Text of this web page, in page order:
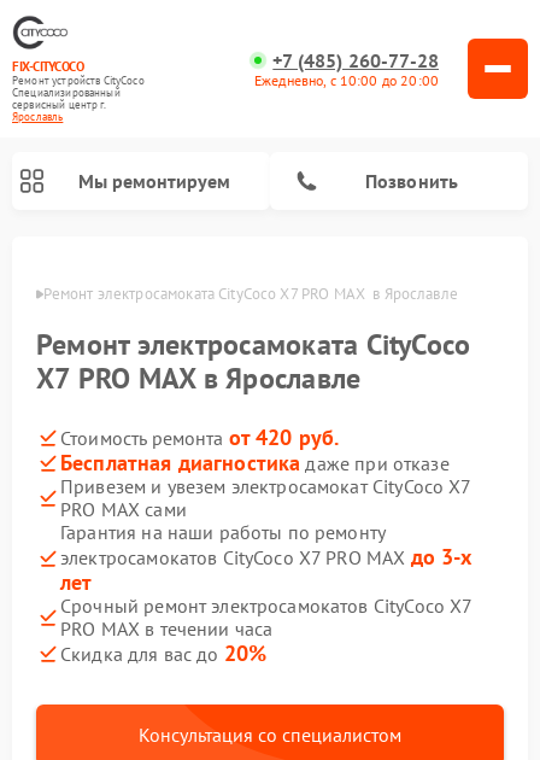
FIX-CITYCOCO
Ремонт устройств CityCoco
Специализированный
cервисный центр г.
Ярославль
+7 (485) 260-77-28
Ежедневно, с 10:00 до 20:00
Мы ремонтируем Позвонить
Ремонт электросамоката CityCoco X7 PRO MAX  в Ярославле
Ремонт электросамоката CityCoco
X7 PRO MAX в Ярославле
Стоимость ремонта от 420 руб.
Бесплатная диагностика даже при отказе
Привезем и увезем электросамокат CityCoco X7
PRO MAX сами
Гарантия на наши работы по ремонту
электросамокатов CityCoco X7 PRO MAX до 3-х
лет
Срочный ремонт электросамокатов CityCoco X7
PRO MAX в течении часа
Скидка для вас до 20%
Консультация со специалистом